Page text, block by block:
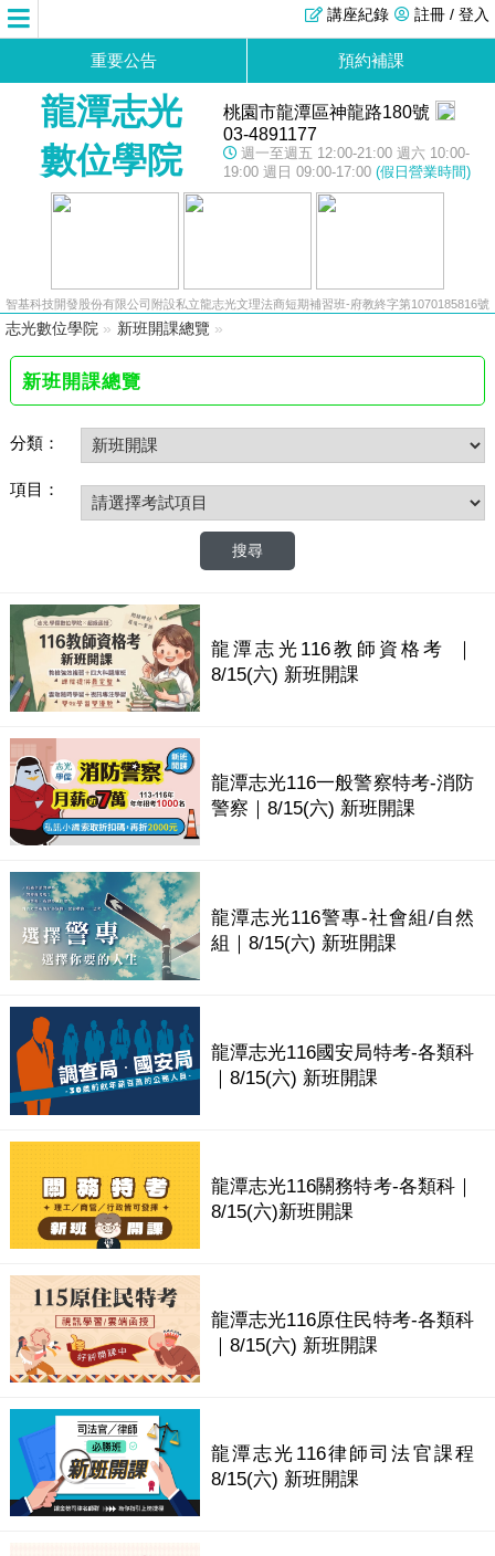
註冊 / 登入
講座紀錄
重要公告 預約補課
龍潭志光
數位學院
桃園市龍潭區神龍路180號
03-4891177
週一至週五 12:00-21:00 週六 10:00-
19:00 週日 09:00-17:00 (假日營業時間)
智基科技開發股份有限公司附設私立龍志光文理法商短期補習班-府教終字第1070185816號
志光數位學院 » 新班開課總覽 »
新班開課總覽
分類：
項目：
龍潭志光116教師資格考 ｜
8/15(六) 新班開課
龍潭志光116一般警察特考-消防
警察｜8/15(六) 新班開課
龍潭志光116警專-社會組/自然
組｜8/15(六) 新班開課
龍潭志光116國安局特考-各類科
｜8/15(六) 新班開課
龍潭志光116關務特考-各類科｜
8/15(六)新班開課
龍潭志光116原住民特考-各類科
｜8/15(六) 新班開課
龍潭志光116律師司法官課程
8/15(六) 新班開課